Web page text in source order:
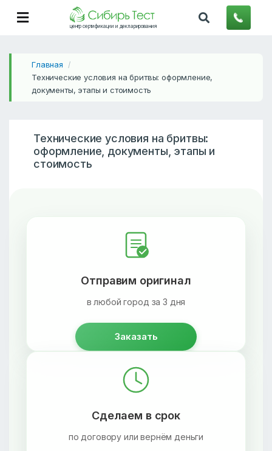
центр сертификации и декларирования
Главная /
Технические условия на бритвы: оформление,
документы, этапы и стоимость
Технические условия на бритвы:
оформление, документы, этапы и
стоимость
Отправим оригинал
в любой город за 3 дня
Заказать
Сделаем в срок
по договору или вернём деньги